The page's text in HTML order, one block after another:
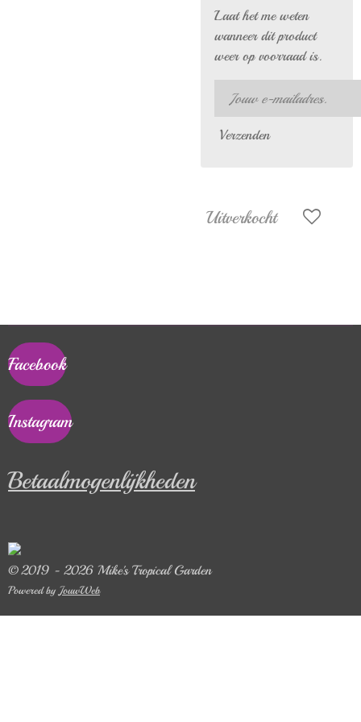
Laat het me weten
wanneer dit product
weer op voorraad is.
Verzenden
Uitverkocht
Facebook
Instagram
Betaalmogenlijkheden
© 2019 - 2026 Mike's Tropical Garden
Powered by JouwWeb